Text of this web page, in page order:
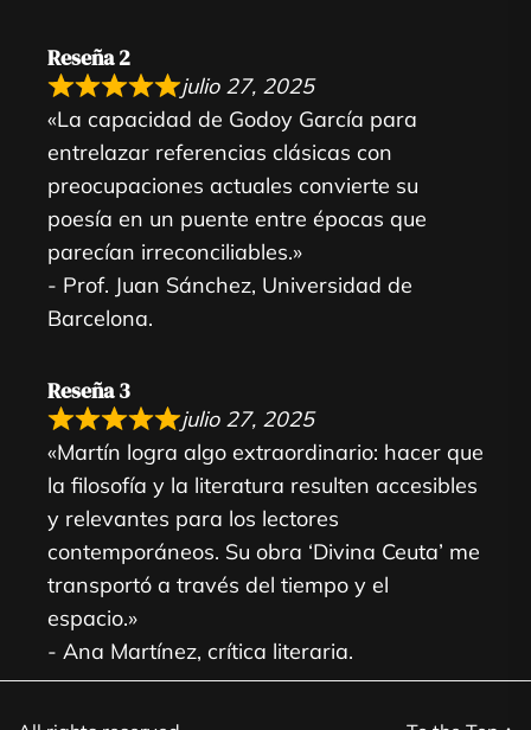
Reseña 2
julio 27, 2025
«La capacidad de Godoy García para
entrelazar referencias clásicas con
preocupaciones actuales convierte su
poesía en un puente entre épocas que
parecían irreconciliables.»
- Prof. Juan Sánchez, Universidad de
Barcelona.
Reseña 3
julio 27, 2025
«Martín logra algo extraordinario: hacer que
la filosofía y la literatura resulten accesibles
y relevantes para los lectores
contemporáneos. Su obra ‘Divina Ceuta’ me
transportó a través del tiempo y el
espacio.»
- Ana Martínez, crítica literaria.